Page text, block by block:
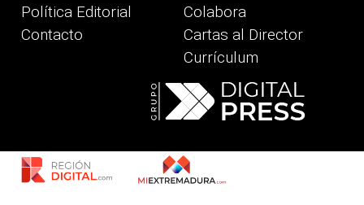
Política Editorial
Contacto
Colabora
Cartas al Director
Currículum